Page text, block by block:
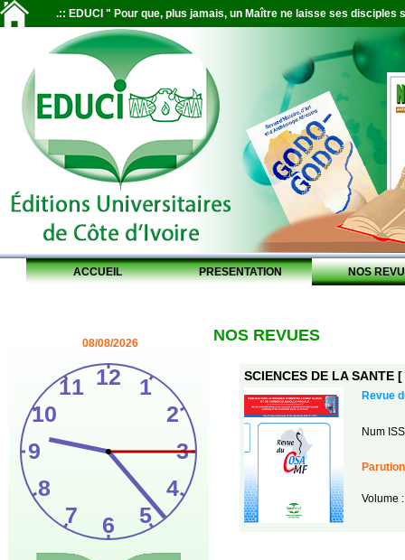
.:: EDUCI " Pour que, plus jamais, un Maître ne laisse ses disciples
ACCUEIL PRESENTATION NOS
08/08/2026 NOS REVUES
SCIENCES DE LA SANTE
Revue
Num
Volume